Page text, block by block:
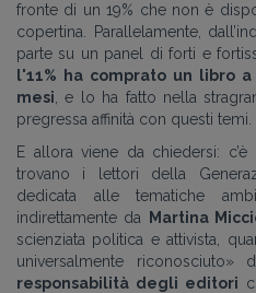
fronte di un 19% che non è
copertina. Parallelamente,
parte su un panel di forti e
l'11% ha comprato un libro
mesi , e lo ha fatto nella
pregressa affinità con questi temi.
E allora viene da chiedersi:
trovano i lettori della
dedicata alle tematiche
indirettamente da
Martina
scienziata politica e attivista,
universalmente
responsabilità degli editori